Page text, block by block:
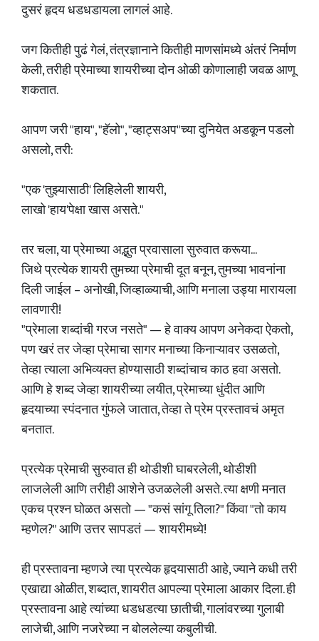
दुसरं हृदय धडधडायला लागलं आहे.
जग कितीही पुढं गेलं, तंत्रज्ञानाने कितीही माणसांमध्ये अंतरं निर्माण
केली, तरीही प्रेमाच्या शायरीच्या दोन ओळी कोणालाही जवळ आणू
शकतात.
आपण जरी "हाय", "हॅलो", "व्हाट्सअप"च्या दुनियेत अडकून पडलो
असलो, तरी:
"एक 'तुझ्यासाठी' लिहिलेली शायरी,
लाखो 'हाय'पेक्षा खास असते."
तर चला, या प्रेमाच्या अद्भुत प्रवासाला सुरुवात करूया...
जिथे प्रत्येक शायरी तुमच्या प्रेमाची दूत बनून, तुमच्या भावनांना
दिली जाईल – अनोखी, जिव्हाळ्याची, आणि मनाला उड्या मारायला
लावणारी!
"प्रेमाला शब्दांची गरज नसते" — हे वाक्य आपण अनेकदा ऐकतो,
पण खरं तर जेव्हा प्रेमाचा सागर मनाच्या किनाऱ्यावर उसळतो,
तेव्हा त्याला अभिव्यक्त होण्यासाठी शब्दांचाच काठ हवा असतो.
आणि हे शब्द जेव्हा शायरीच्या लयीत, प्रेमाच्या धुंदीत आणि
हृदयाच्या स्पंदनात गुंफले जातात, तेव्हा ते प्रेम प्रस्तावचं अमृत
बनतात.
प्रत्येक प्रेमाची सुरुवात ही थोडीशी घाबरलेली, थोडीशी
लाजलेली आणि तरीही आशेने उजळलेली असते. त्या क्षणी मनात
एकच प्रश्न घोळत असतो — "कसं सांगू तिला?" किंवा "तो काय
म्हणेल?" आणि उत्तर सापडतं — शायरीमध्ये!
ही प्रस्तावना म्हणजे त्या प्रत्येक हृदयासाठी आहे, ज्याने कधी तरी
एखाद्या ओळीत, शब्दात, शायरीत आपल्या प्रेमाला आकार दिला. ही
प्रस्तावना आहे त्यांच्या धडधडत्या छातीची, गालांवरच्या गुलाबी
लाजेची, आणि नजरेच्या न बोललेल्या कबुलीची.